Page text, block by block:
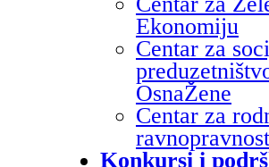
Ekonomiju
Centar za
OsnaŽene
Centar za
ravnopravnost
Konkursi i